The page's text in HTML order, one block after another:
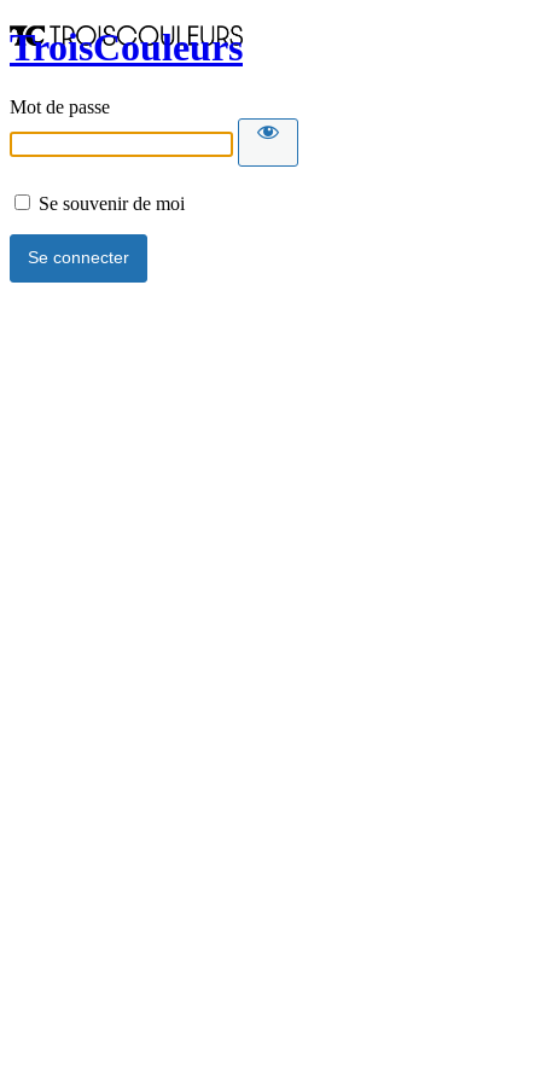
TroisCouleurs
Mot de passe
Se souvenir de moi